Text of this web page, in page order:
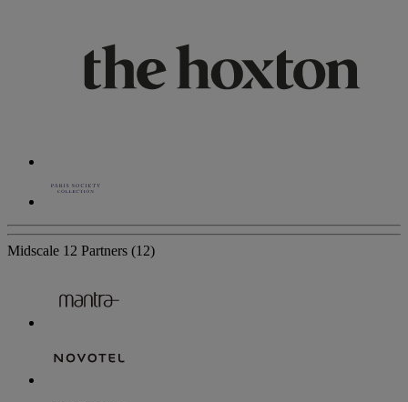
Midscale 12 Partners (12)